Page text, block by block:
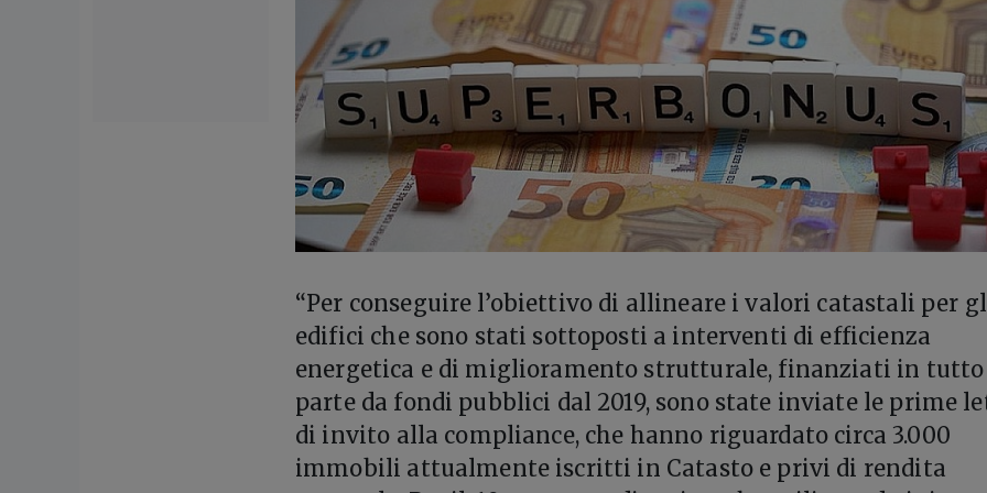
“Per conseguire l’obiettivo di allineare i valori catastali per
edifici che sono stati sottoposti a interventi di efficienza
energetica e di miglioramento strutturale, finanziati in
parte da fondi pubblici dal 2019, sono state inviate le prime
di invito alla compliance, che hanno riguardato circa 3.000
immobili attualmente iscritti in Catasto e privi di rendita